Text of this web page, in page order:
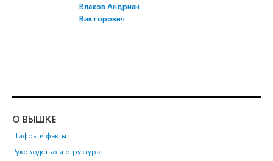
Влахов Андриан
Викторович
О ВЫШКЕ
Цифры и факты
Руководство и структура